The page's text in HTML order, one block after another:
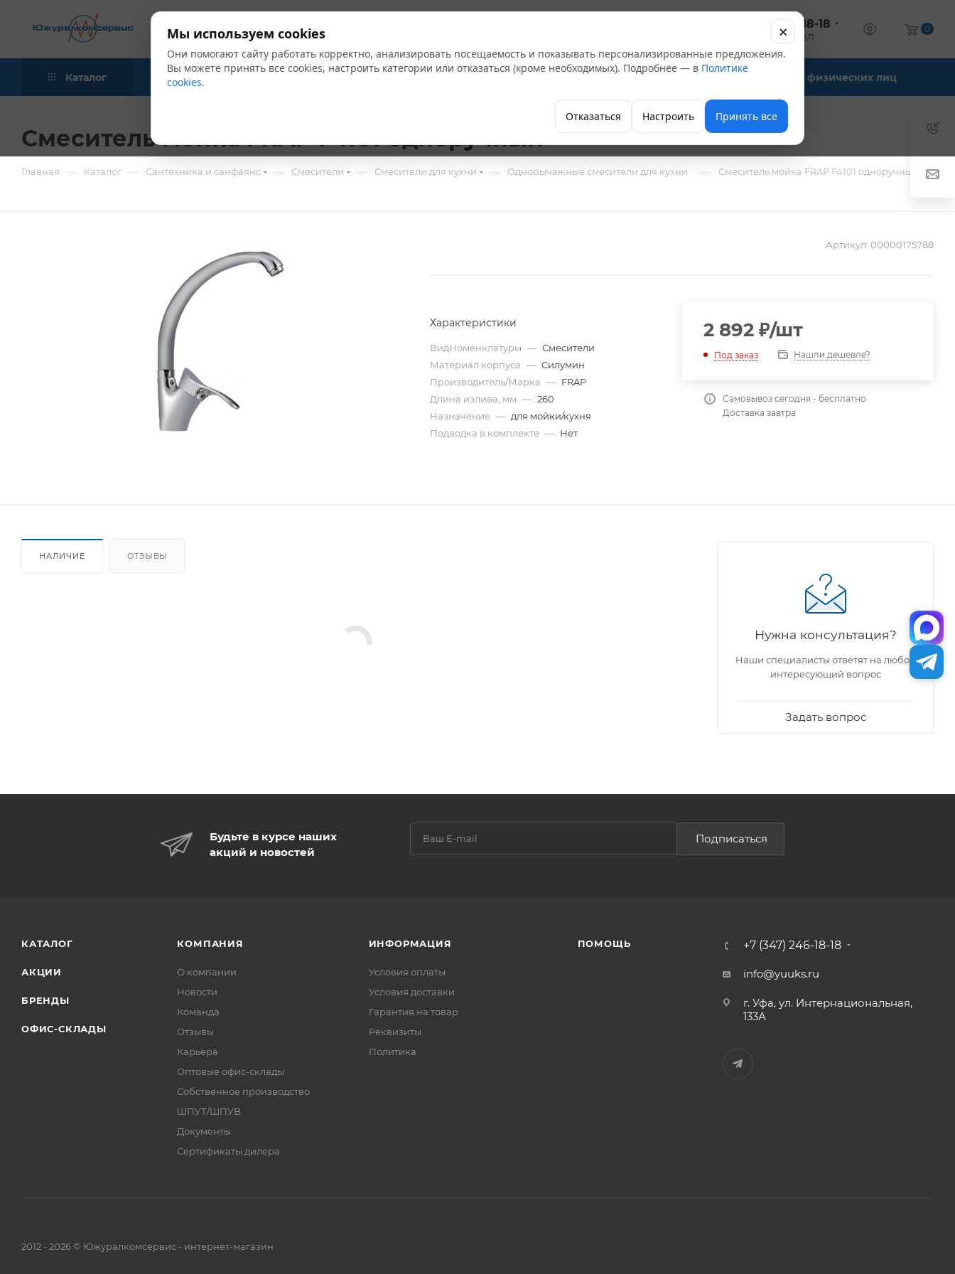
+7 (347) 246-18-18
оптовый отдел
0
Каталог Акции Бренды Компания Офис-склады Для физических лиц
Смеситель мойка FRAP F4101 одноручный
Главная — Каталог — Сантехника и санфаянс — Смесители — Смесители для кухни — Однорычажные смесители для кухни — Смеситель мойка FRAP F4101 одноручный
Артикул: 00000175788
Характеристики
ВидНоменклатуры — Смесители
Материал корпуса — Силумин
Производитель/Марка — FRAP
Длина излива, мм — 260
Назначение — для мойки/кухня
Подводка в комплекте — Нет
2 892₽/шт
Под заказ Нашли дешевле?
Самовывоз сегодня - бесплатно
Доставка завтра
НАЛИЧИЕ ОТЗЫВЫ
Нужна консультация?
Наши специалисты ответят на любой
интересующий вопрос
Задать вопрос
Будьте в курсе наших
акций и новостей
Подписаться
КАТАЛОГ
АКЦИИ
БРЕНДЫ
ОФИС-СКЛАДЫ
КОМПАНИЯ
О компании
Новости
Команда
Отзывы
Карьера
Оптовые офис-склады
Собственное производство
ШПУТ/ШПУВ
Документы
Сертификаты дилера
ИНФОРМАЦИЯ
Условия оплаты
Условия доставки
Гарантия на товар
Реквизиты
Политика
ПОМОЩЬ +7 (347) 246-18-18
info@yuuks.ru
г. Уфа, ул. Интернациональная,
133А
2012 - 2026 © Южуралкомсервис - интернет-магазин
Мы используем cookies
Они помогают сайту работать корректно, анализировать посещаемость и показывать персонализированные предложения.
Вы можете принять все cookies, настроить категории или отказаться (кроме необходимых). Подробнее — в Политике
cookies.
Отказаться Настроить Принять все
×